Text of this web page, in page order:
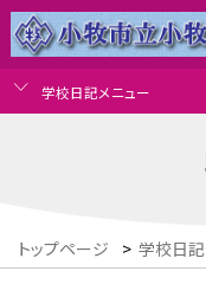
学校日記メニュー
トップページ > 学校日記